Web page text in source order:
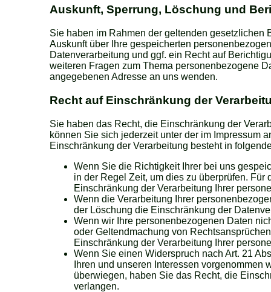
Auskunft, Sperrung, Löschung und
Sie haben im Rahmen der geltenden
Auskunft über Ihre gespeicherten
Datenverarbeitung und ggf. ein Recht auf
weiteren Fragen zum Thema personenbezogene
angegebenen Adresse an uns wenden.
Recht auf Einschränkung der
Sie haben das Recht, die Einschränkung der
können Sie sich jederzeit unter der im Impressum
Einschränkung der Verarbeitung besteht in
Wenn Sie die Richtigkeit Ihrer bei uns
in der Regel Zeit, um dies zu überprüfen.
Einschränkung der Verarbeitung Ihrer
Wenn die Verarbeitung Ihrer
der Löschung die Einschränkung der
Wenn wir Ihre personenbezogenen Daten
oder Geltendmachung von
Einschränkung der Verarbeitung Ihrer
Wenn Sie einen Widerspruch nach Art. 21
Ihren und unseren Interessen
überwiegen, haben Sie das Recht, die
verlangen.